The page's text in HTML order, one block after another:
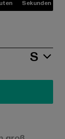
Sekunden
S